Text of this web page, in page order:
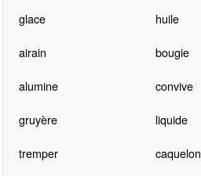
glace huile
airain bougie
alumine convive
gruyère liquide
tremper caquelon